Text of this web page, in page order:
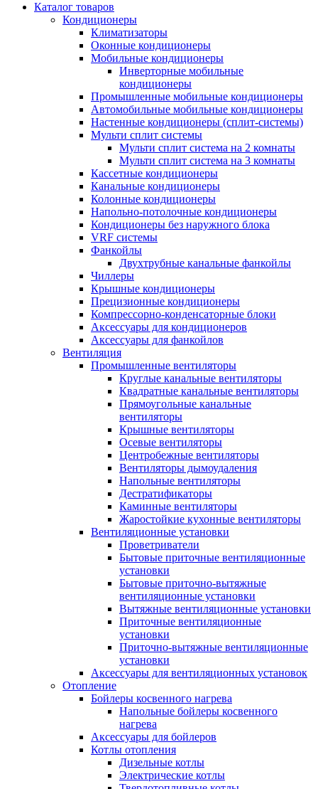
Каталог товаров
Кондиционеры
Климатизаторы
Оконные кондиционеры
Мобильные кондиционеры
Инверторные мобильные
кондиционеры
Промышленные мобильные кондиционеры
Автомобильные мобильные кондиционеры
Настенные кондиционеры (сплит-системы)
Мульти сплит системы
Мульти сплит система на 2 комнаты
Мульти сплит система на 3 комнаты
Кассетные кондиционеры
Канальные кондиционеры
Колонные кондиционеры
Напольно-потолочные кондиционеры
Кондиционеры без наружного блока
VRF системы
Фанкойлы
Двухтрубные канальные фанкойлы
Чиллеры
Крышные кондиционеры
Прецизионные кондиционеры
Компрессорно-конденсаторные блоки
Аксессуары для кондиционеров
Аксессуары для фанкойлов
Вентиляция
Промышленные вентиляторы
Круглые канальные вентиляторы
Квадратные канальные вентиляторы
Прямоугольные канальные
вентиляторы
Крышные вентиляторы
Осевые вентиляторы
Центробежные вентиляторы
Вентиляторы дымоудаления
Напольные вентиляторы
Дестратификаторы
Каминные вентиляторы
Жаростойкие кухонные вентиляторы
Вентиляционные установки
Проветриватели
Бытовые приточные вентиляционные
установки
Бытовые приточно-вытяжные
вентиляционные установки
Вытяжные вентиляционные установки
Приточные вентиляционные
установки
Приточно-вытяжные вентиляционные
установки
Аксессуары для вентиляционных установок
Отопление
Бойлеры косвенного нагрева
Напольные бойлеры косвенного
нагрева
Аксессуары для бойлеров
Котлы отопления
Дизельные котлы
Электрические котлы